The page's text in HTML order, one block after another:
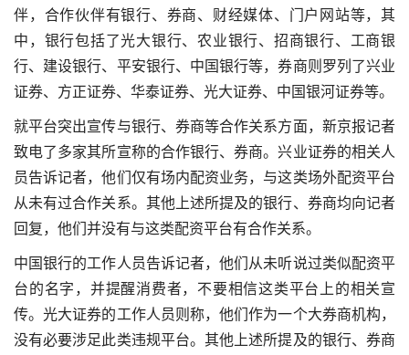
伴，合作伙伴有银行、券商、财经媒体、门户网站等，其
中，银行包括了光大银行、农业银行、招商银行、工商银
行、建设银行、平安银行、中国银行等，券商则罗列了兴业
证券、方正证券、华泰证券、光大证券、中国银河证券等。
就平台突出宣传与银行、券商等合作关系方面，新京报记者
致电了多家其所宣称的合作银行、券商。兴业证券的相关人
员告诉记者，他们仅有场内配资业务，与这类场外配资平台
从未有过合作关系。其他上述所提及的银行、券商均向记者
回复，他们并没有与这类配资平台有合作关系。
中国银行的工作人员告诉记者，他们从未听说过类似配资平
台的名字，并提醒消费者，不要相信这类平台上的相关宣
传。光大证券的工作人员则称，他们作为一个大券商机构，
没有必要涉足此类违规平台。其他上述所提及的银行、券商